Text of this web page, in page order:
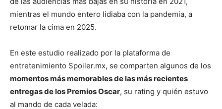
mientras el mundo entero lidiaba con la pandemia, a
retomar la cima en 2025.
En este estudio realizado por la plataforma de
entretenimiento Spoiler.mx, se comparten algunos de los
momentos más memorables de las más recientes
entregas de los Premios Oscar, su rating y quién estuvo
al mando de cada velada: